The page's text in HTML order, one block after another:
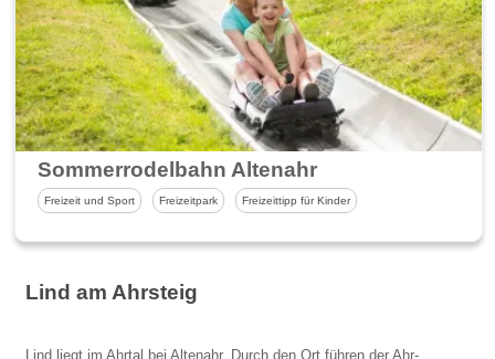
Sommerrodelbahn Altenahr
Freizeit und Sport Freizeitpark Freizeittipp für Kinder
Lind am Ahrsteig
Lind liegt im Ahrtal bei Altenahr. Durch den Ort führen der Ahr-